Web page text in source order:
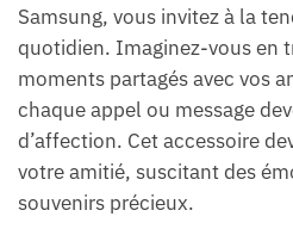
Samsung, vous invitez à la
quotidien. Imaginez-vous en
moments partagés avec vos
chaque appel ou message
d’affection. Cet accessoire
votre amitié, suscitant des
souvenirs précieux.